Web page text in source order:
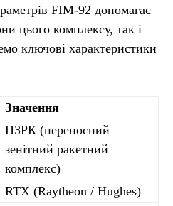
FIM-92 допомагає
цього комплексу, так і
ключові характеристики
Значення
ПЗРК (переносний
зенітний ракетний
комплекс)
RTX (Raytheon / Hughes)